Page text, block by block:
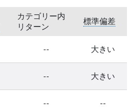
カテゴリー内
リターン
標準偏差
-- 大きい
-- 大きい
-- --